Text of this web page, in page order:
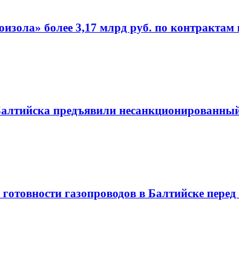
более 3,17 млрд руб. по
предъявили несанкционированный
газопроводов в Балтийске